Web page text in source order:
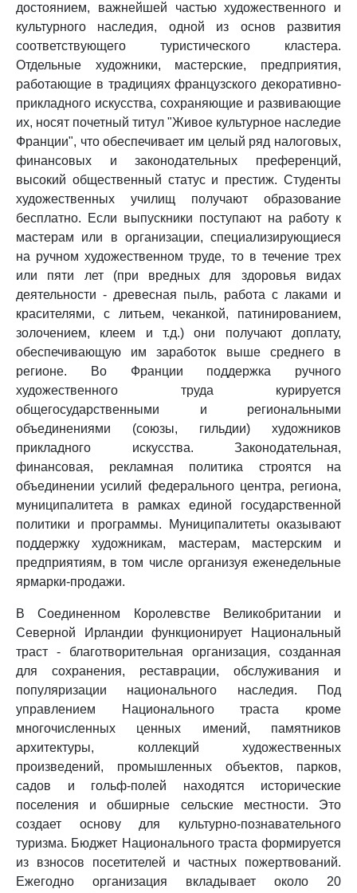
достоянием, важнейшей частью художественного и
культурного наследия, одной из основ развития
соответствующего туристического кластера.
Отдельные художники, мастерские, предприятия,
работающие в традициях французского декоративно-
прикладного искусства, сохраняющие и развивающие
их, носят почетный титул "Живое культурное наследие
Франции", что обеспечивает им целый ряд налоговых,
финансовых и законодательных преференций,
высокий общественный статус и престиж. Студенты
художественных училищ получают образование
бесплатно. Если выпускники поступают на работу к
мастерам или в организации, специализирующиеся
на ручном художественном труде, то в течение трех
или пяти лет (при вредных для здоровья видах
деятельности - древесная пыль, работа с лаками и
красителями, с литьем, чеканкой, патинированием,
золочением, клеем и т.д.) они получают доплату,
обеспечивающую им заработок выше среднего в
регионе. Во Франции поддержка ручного
художественного труда курируется
общегосударственными и региональными
объединениями (союзы, гильдии) художников
прикладного искусства. Законодательная,
финансовая, рекламная политика строятся на
объединении усилий федерального центра, региона,
муниципалитета в рамках единой государственной
политики и программы. Муниципалитеты оказывают
поддержку художникам, мастерам, мастерским и
предприятиям, в том числе организуя еженедельные
ярмарки-продажи.
В Соединенном Королевстве Великобритании и
Северной Ирландии функционирует Национальный
траст - благотворительная организация, созданная
для сохранения, реставрации, обслуживания и
популяризации национального наследия. Под
управлением Национального траста кроме
многочисленных ценных имений, памятников
архитектуры, коллекций художественных
произведений, промышленных объектов, парков,
садов и гольф-полей находятся исторические
поселения и обширные сельские местности. Это
создает основу для культурно-познавательного
туризма. Бюджет Национального траста формируется
из взносов посетителей и частных пожертвований.
Ежегодно организация вкладывает около 20